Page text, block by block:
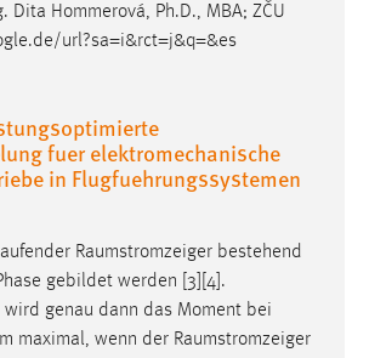
Dita Hommerová, Ph.D., MBA; ZČU
url?sa=i&rct=j&q=&es
fuer elektromechanische
in Flugfuehrungssystemen
Raumstromzeiger bestehend
gebildet werden [3][4].
wird genau dann das Moment bei
maximal, wenn der Raumstromzeiger